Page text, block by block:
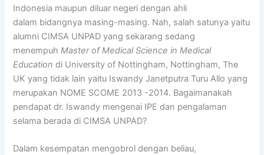
Indonesia maupun diluar negeri dengan ahli
dalam bidangnya masing-masing. Nah, salah satunya yaitu
alumni CIMSA UNPAD yang sekarang sedang
menempuhMaster of Medical Science in Medical
Education di University of Nottingham, Nottingham, The
UK yang tidak lain yaitu Iswandy Janetputra Turu Allo yang
merupakan NOME SCOME 2013 -2014. Bagaimanakah
pendapat dr. Iswandy mengenai IPE dan pengalaman
selama berada di CIMSA UNPAD?
Dalam kesempatan mengobrol dengan beliau,